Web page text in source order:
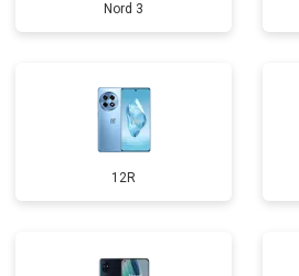
Nord 3
12R